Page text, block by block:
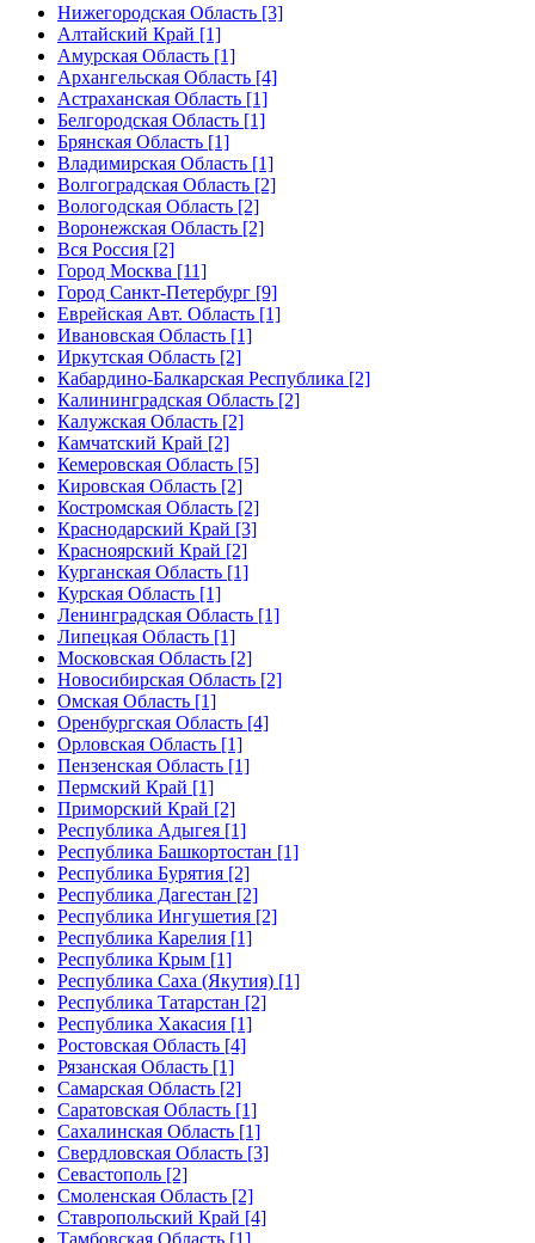
Нижегородская Область [3]
Алтайский Край [1]
Амурская Область [1]
Архангельская Область [4]
Астраханская Область [1]
Белгородская Область [1]
Брянская Область [1]
Владимирская Область [1]
Волгоградская Область [2]
Вологодская Область [2]
Воронежская Область [2]
Вся Россия [2]
Город Москва [11]
Город Санкт-Петербург [9]
Еврейская Авт. Область [1]
Ивановская Область [1]
Иркутская Область [2]
Кабардино-Балкарская Республика [2]
Калининградская Область [2]
Калужская Область [2]
Камчатский Край [2]
Кемеровская Область [5]
Кировская Область [2]
Костромская Область [2]
Краснодарский Край [3]
Красноярский Край [2]
Курганская Область [1]
Курская Область [1]
Ленинградская Область [1]
Липецкая Область [1]
Московская Область [2]
Новосибирская Область [2]
Омская Область [1]
Оренбургская Область [4]
Орловская Область [1]
Пензенская Область [1]
Пермский Край [1]
Приморский Край [2]
Республика Адыгея [1]
Республика Башкортостан [1]
Республика Бурятия [2]
Республика Дагестан [2]
Республика Ингушетия [2]
Республика Карелия [1]
Республика Крым [1]
Республика Саха (Якутия) [1]
Республика Татарстан [2]
Республика Хакасия [1]
Ростовская Область [4]
Рязанская Область [1]
Самарская Область [2]
Саратовская Область [1]
Сахалинская Область [1]
Свердловская Область [3]
Севастополь [2]
Смоленская Область [2]
Ставропольский Край [4]
Тамбовская Область [1]